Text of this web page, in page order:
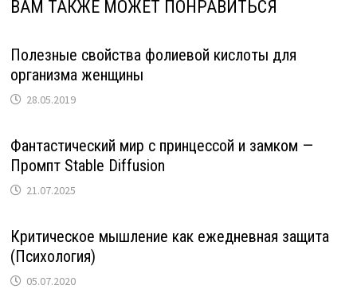
ВАМ ТАКЖЕ МОЖЕТ ПОНРАВИТЬСЯ
Полезные свойства фолиевой кислоты для
организма женщины
28.05.2019
Фантастический мир с принцессой и замком —
Промпт Stable Diffusion
21.07.2025
Критическое мышление как ежедневная защита
(Психология)
05.07.2020